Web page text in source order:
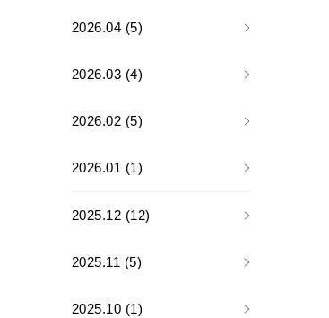
2026.04 (5)
2026.03 (4)
2026.02 (5)
2026.01 (1)
2025.12 (12)
2025.11 (5)
2025.10 (1)